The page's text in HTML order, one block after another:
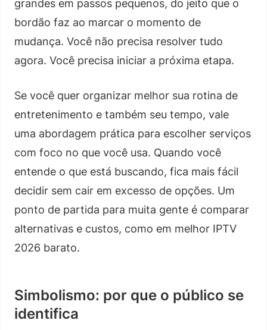
grandes em passos pequenos, do jeito que o
bordão faz ao marcar o momento de
mudança. Você não precisa resolver tudo
agora. Você precisa iniciar a próxima etapa.
Se você quer organizar melhor sua rotina de
entretenimento e também seu tempo, vale
uma abordagem prática para escolher serviços
com foco no que você usa. Quando você
entende o que está buscando, fica mais fácil
decidir sem cair em excesso de opções. Um
ponto de partida para muita gente é comparar
alternativas e custos, como em melhor IPTV
2026 barato.
Simbolismo: por que o público se
identifica